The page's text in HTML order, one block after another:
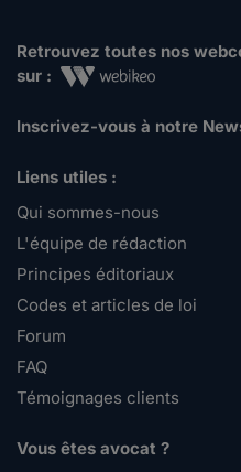
Retrouvez toutes nos
sur :
Inscrivez-vous à notre
Liens utiles :
Qui sommes-nous
L'équipe de rédaction
Principes éditoriaux
Codes et articles de loi
Forum
FAQ
Témoignages clients
Vous êtes avocat ?